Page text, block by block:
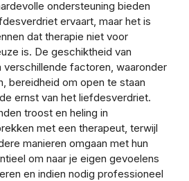
ondersteuning bieden
ervaart, maar het is
dat therapie niet voor
is. De geschiktheid van
verschillende factoren, waaronder
bereidheid om open te staan
ernst van het liefdesverdriet.
troost en heling in
met een therapeut, terwijl
manieren omgaan met hun
om naar je eigen gevoelens
en indien nodig professioneel